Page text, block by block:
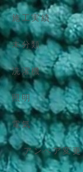
施工実績
未分類
洗濯機
照明
電気
アンペア変更